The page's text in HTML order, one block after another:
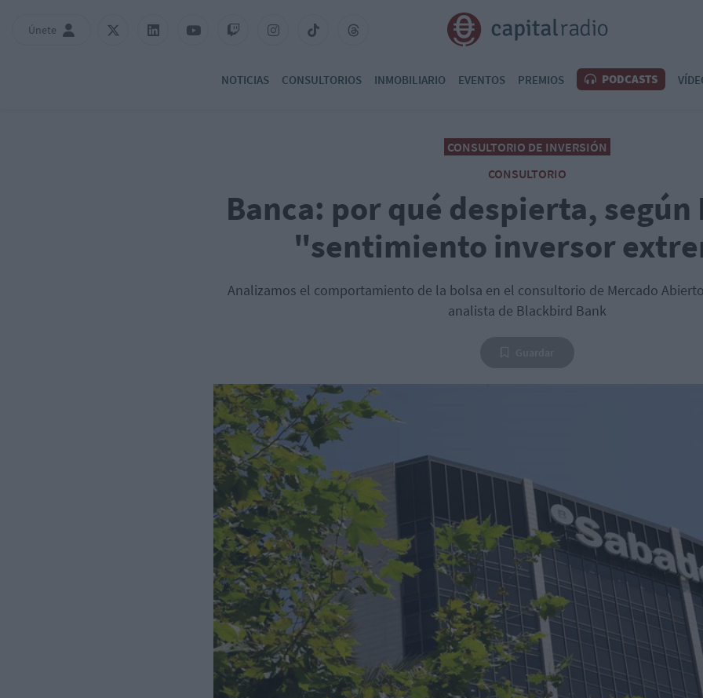
Únete
NOTICIAS CONSULTORIOS INMOBILIARIO EVENTOS PREMIOS PODCASTS
CONSULTORIO DE INVERSIÓN
CONSULTORIO
Banca: por qué despierta, según
"sentimiento inversor
Analizamos el comportamiento de la bolsa en el consultorio de Mercado
analista de Blackbird Bank